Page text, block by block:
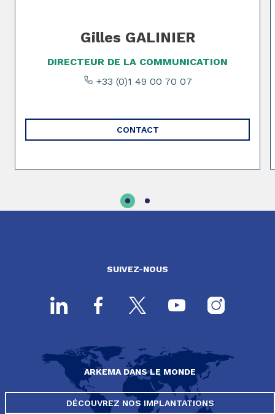
Gilles GALINIER
DIRECTEUR DE LA COMMUNICATION
+33 (0)1 49 00 70 07
CONTACT
SUIVEZ-NOUS
ARKEMA DANS LE MONDE
DÉCOUVREZ NOS IMPLANTATIONS